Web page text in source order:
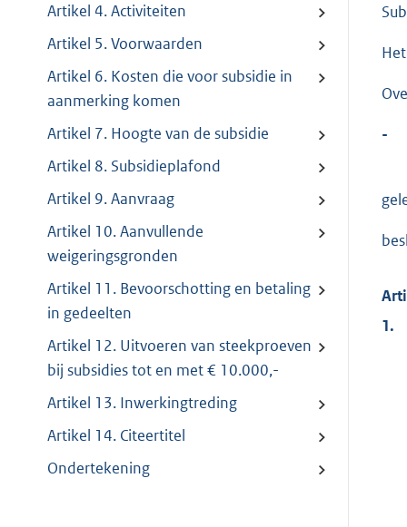
Artikel 4. Activiteiten
Artikel 5. Voorwaarden
Artikel 6. Kosten die voor subsidie in
aanmerking komen
Artikel 7. Hoogte van de subsidie
Artikel 8. Subsidieplafond
Artikel 9. Aanvraag
Artikel 10. Aanvullende
weigeringsgronden
Artikel 11. Bevoorschotting en betaling
in gedeelten
Artikel 12. Uitvoeren van steekproeven
bij subsidies tot en met € 10.000,-
Artikel 13. Inwerkingtreding
Artikel 14. Citeertitel
Ondertekening
-
1.